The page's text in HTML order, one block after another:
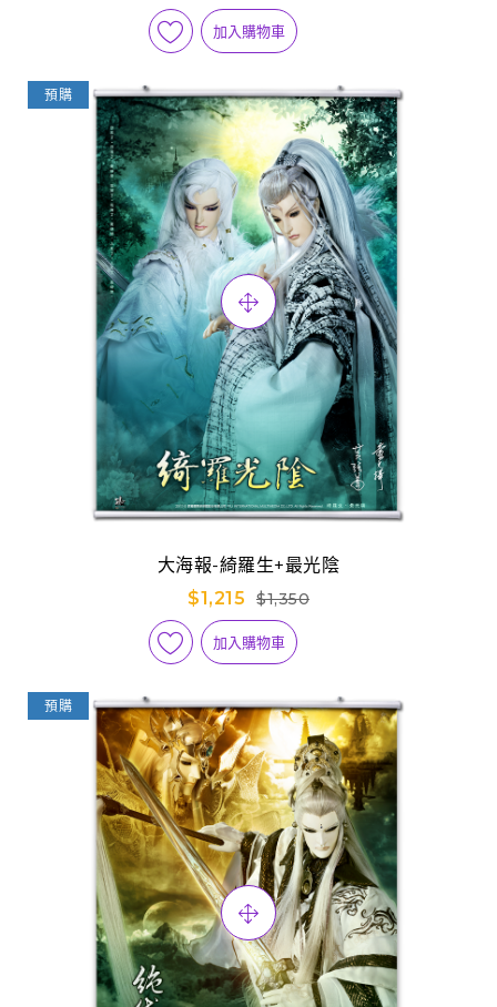
加入購物車
預購
大海報-綺羅生+最光陰
$1,215
$1,350
加入購物車
預購